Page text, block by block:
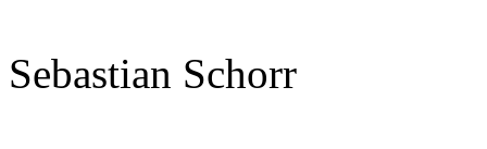
Sebastian Schorr